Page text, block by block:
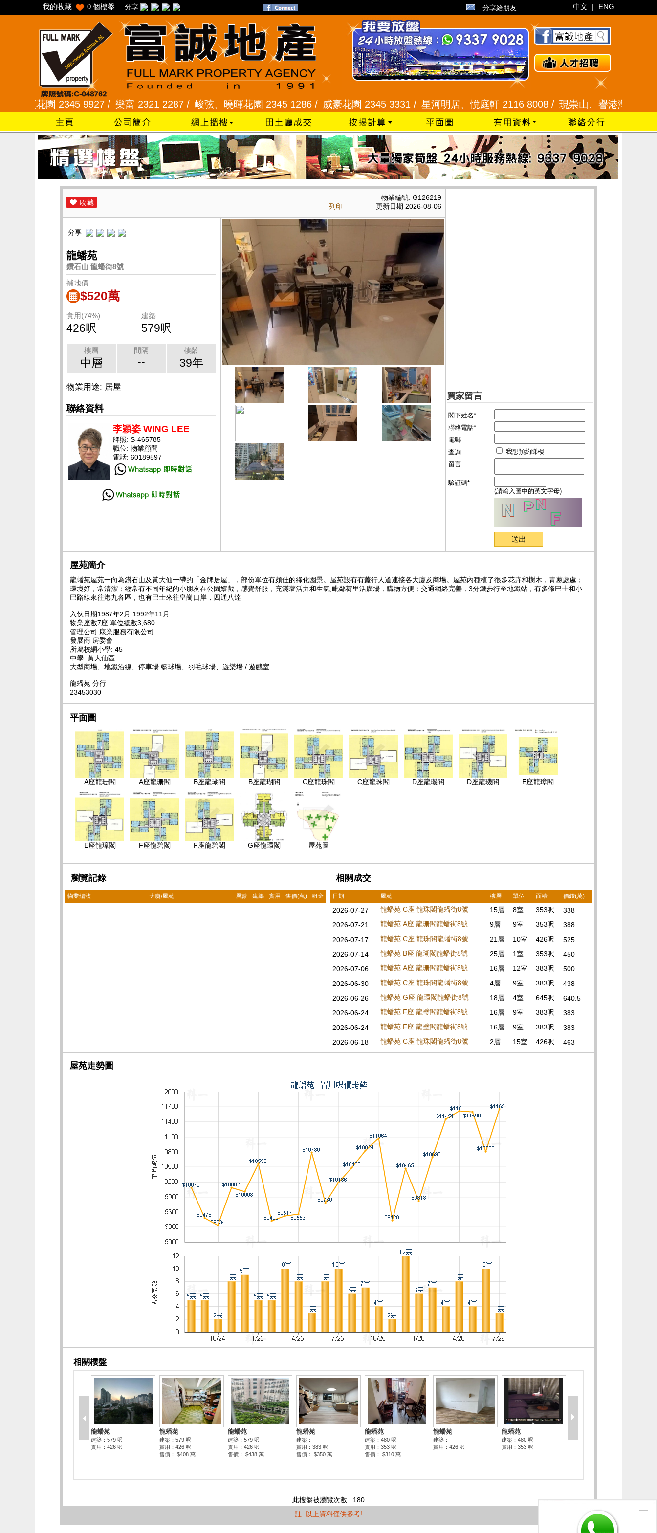
我的收藏 0 個樓盤 分享 分享給朋友 中文 | ENG
園 2345 9927 /樂富 2321 2287 /峻弦、曉暉花園 2345 1286 /威豪花園 2345 3331 /星河明居、悅庭軒 2116 8008 /現崇山、譽港灣 2345 9926 /
列印
物業編號: G126219
更新日期 2026-08-06
買家留言
閣下姓名*
聯絡電話*
電郵
查詢
我想預約睇樓
留言
驗証碼*
(請輸入圖中的英文字母)
分享
龍蟠苑
鑽石山 龍蟠街8號
補地價
$520萬
實用(74%)
426呎
建築
579呎
樓層
中層
間隔
--
樓齡
39年
物業用途: 居屋
聯絡資料
李穎姿 WING LEE
牌照: S-465785
職位: 物業顧問
電話: 60189597
屋苑簡介
龍蟠苑屋苑一向為鑽石山及黃大仙一帶的「金牌居屋」，部份單位有頗佳的綠化園景。屋苑設有有蓋行人道連接各大廈及商場。屋苑內種植了很多花卉和樹木，青蔥處處；
環境好，常清潔；經常有不同年紀的小朋友在公園嬉戲，感覺舒服，充滿著活力和生氣;毗鄰荷里活廣場，購物方便；交通網絡完善，3分鐵步行至地鐵站，有多條巴士和小
巴路線來往港九各區，也有巴士來往皇崗口岸，四通八達
入伙日期1987年2月 1992年11月
物業座數7座 單位總數3,680
管理公司 康業服務有限公司
發展商 房委會
所屬校網小學: 45
中學: 黃大仙區
大型商場、地鐵沿線、停車場 籃球場、羽毛球場、遊樂場 / 遊戲室
龍蟠苑 分行
23453030
平面圖
A座龍珊閣 A座龍珊閣 B座龍瑚閣 B座龍瑚閣 C座龍珠閣 C座龍珠閣 D座龍璣閣 D座龍璣閣 E座龍璋閣
E座龍璋閣 F座龍碧閣 F座龍碧閣 G座龍環閣 屋苑圖
瀏覽記錄
物業編號 大廈/屋苑 層數 建築 實用 售價(萬) 租金
相關成交
日期 屋苑 樓層 單位 面積 價錢(萬)
2026-07-27 龍蟠苑 C座 龍珠閣龍蟠街8號 15層 8室 353呎
338
2026-07-21
龍蟠苑 A座 龍珊閣龍蟠街8號 9層 9室 353呎
388
2026-07-17
龍蟠苑 C座 龍珠閣龍蟠街8號 21層 10室 426呎
525
2026-07-14
龍蟠苑 B座 龍瑚閣龍蟠街8號 25層 1室 353呎
450
2026-07-06
龍蟠苑 A座 龍珊閣龍蟠街8號 16層 12室 383呎
500
2026-06-30
龍蟠苑 C座 龍珠閣龍蟠街8號 4層 9室 383呎
438
2026-06-26
龍蟠苑 G座 龍環閣龍蟠街8號 18層 4室 645呎
640.5
2026-06-24
龍蟠苑 F座 龍璧閣龍蟠街8號 16層 9室 383呎
383
2026-06-24
龍蟠苑 F座 龍璧閣龍蟠街8號 16層 9室 383呎
383
2026-06-18
龍蟠苑 C座 龍珠閣龍蟠街8號 2層 15室 426呎 463
屋苑走勢圖
此樓盤被瀏覽次數 : 180
註: 以上資料僅供參考!